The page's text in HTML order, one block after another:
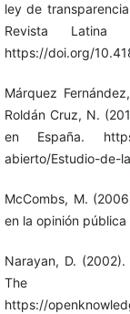
ley de
Revista Latina
https://doi.org/
Márquez
Roldán Cruz, N.
en España.
abierto/Estudio-de-
McCombs, M.
en la opinión
Narayan, D.
The
https://